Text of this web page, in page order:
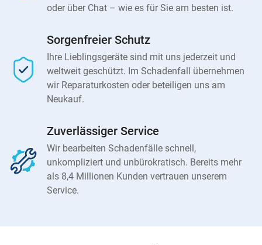
oder über Chat – wie es für Sie am besten ist.
Sorgenfreier Schutz
Ihre Lieblingsgeräte sind mit uns jederzeit und
weltweit geschützt. Im Schadenfall übernehmen
wir Reparaturkosten oder beteiligen uns am
Neukauf.
Zuverlässiger Service
Wir bearbeiten Schadenfälle schnell,
unkompliziert und unbürokratisch. Bereits mehr
als 8,4 Millionen Kunden vertrauen unserem
Service.